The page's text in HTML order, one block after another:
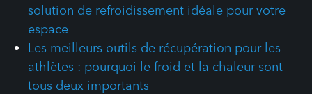
solution de refroidissement idéale pour votre
espace
Les meilleurs outils de récupération pour les
athlètes : pourquoi le froid et la chaleur sont
tous deux importants